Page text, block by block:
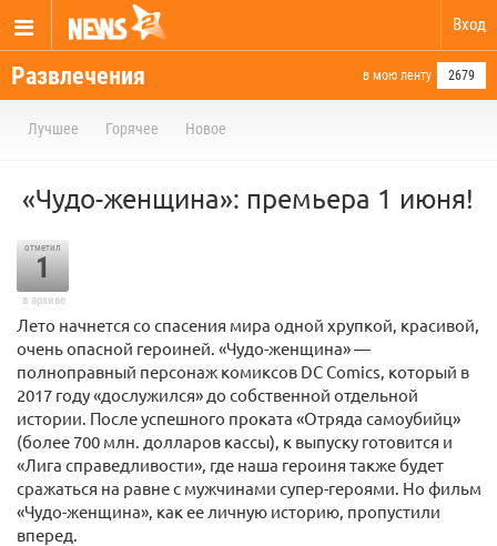
Вход
Развлечения в мою ленту 2679
Лучшее Горячее Новое
«Чудо-женщина»: премьера 1 июня!
отметил
1
в архиве
Лето начнется со спасения мира одной хрупкой, красивой,
очень опасной героиней. «Чудо-женщина» —
полноправный персонаж комиксов DC Comics, который в
2017 году «дослужился» до собственной отдельной
истории. После успешного проката «Отряда самоубийц»
(более 700 млн. долларов кассы), к выпуску готовится и
«Лига справедливости», где наша героиня также будет
сражаться на равне с мужчинами супер-героями. Но фильм
«Чудо-женщина», как ее личную историю, пропустили
вперед.